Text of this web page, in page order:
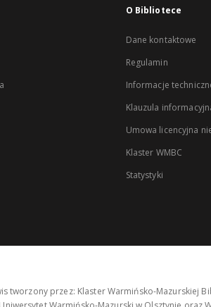
O Bibliotece
Dane kontaktowe
Regulamin
Informacje
Klauzula
Umowa licencyjna
Klaster WMBC
Statystyki
tworzony przez: Klaster Warmińsko-Mazurskiej